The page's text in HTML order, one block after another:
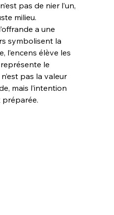
pas de nier l’un,
milieu.
a une
symbolisent la
l’encens élève les
le
pas la valeur
mais l’intention
préparée.